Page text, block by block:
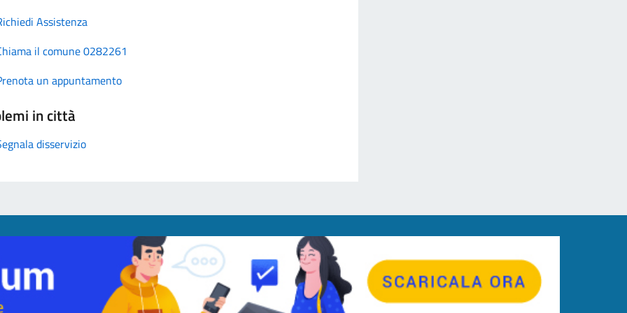
Assistenza
il comune 0282261
un appuntamento
in città
disservizio